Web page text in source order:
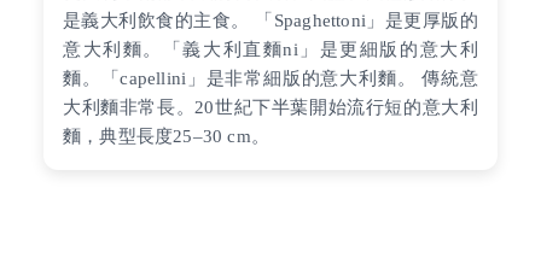
是義大利飲食的主食。 「Spaghettoni」是更厚版的
意大利麵。「義大利直麵ni」是更細版的意大利
麵。「capellini」是非常細版的意大利麵。 傳統意
大利麵非常長。20世紀下半葉開始流行短的意大利
麵，典型長度25–30 cm。